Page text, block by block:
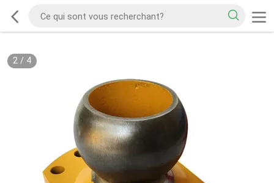
2/ 4